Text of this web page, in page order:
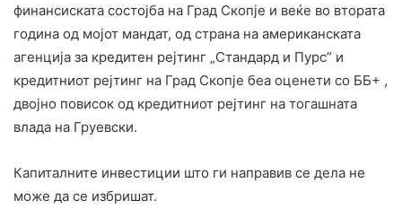
финансиската состојба на Град Скопје и веќе во втората
година од мојот мандат, од страна на американската
агенција за кредитен рејтинг „Стандард и Пурс” и
кредитниот рејтинг на Град Скопје беа оценети со ББ+ ,
двојно повисок од кредитниот рејтинг на тогашната
влада на Груевски.
Капиталните инвестиции што ги направив се дела не
може да се избришат.